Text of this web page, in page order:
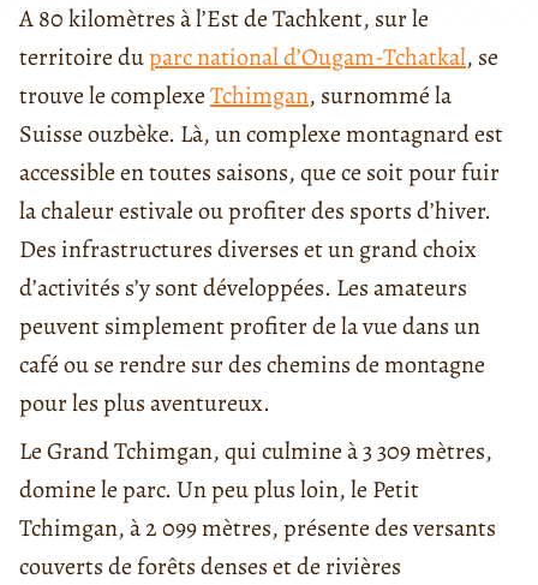
A 80 kilomètres à l’Est de Tachkent, sur le
territoire duparc national d’Ougam-Tchatkal, se
trouve le complexeTchimgan, surnommé la
Suisse ouzbèke. Là, un complexe montagnard est
accessible en toutes saisons, que ce soit pour fuir
la chaleur estivale ou profiter des sports d’hiver.
Des infrastructures diverses et un grand choix
d’activités s’y sont développées. Les amateurs
peuvent simplement profiter de la vue dans un
café ou se rendre sur des chemins de montagne
pour les plus aventureux.
Le Grand Tchimgan, qui culmine à 3 309 mètres,
domine le parc. Un peu plus loin, le Petit
Tchimgan, à 2 099 mètres, présente des versants
couverts de forêts denses et de rivières